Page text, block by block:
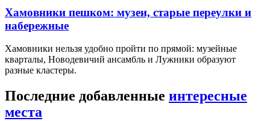
Хамовники пешком: музеи, старые переулки и
набережные
Хамовники нельзя удобно пройти по прямой: музейные
кварталы, Новодевичий ансамбль и Лужники образуют
разные кластеры.
Последние добавленные интересные
места